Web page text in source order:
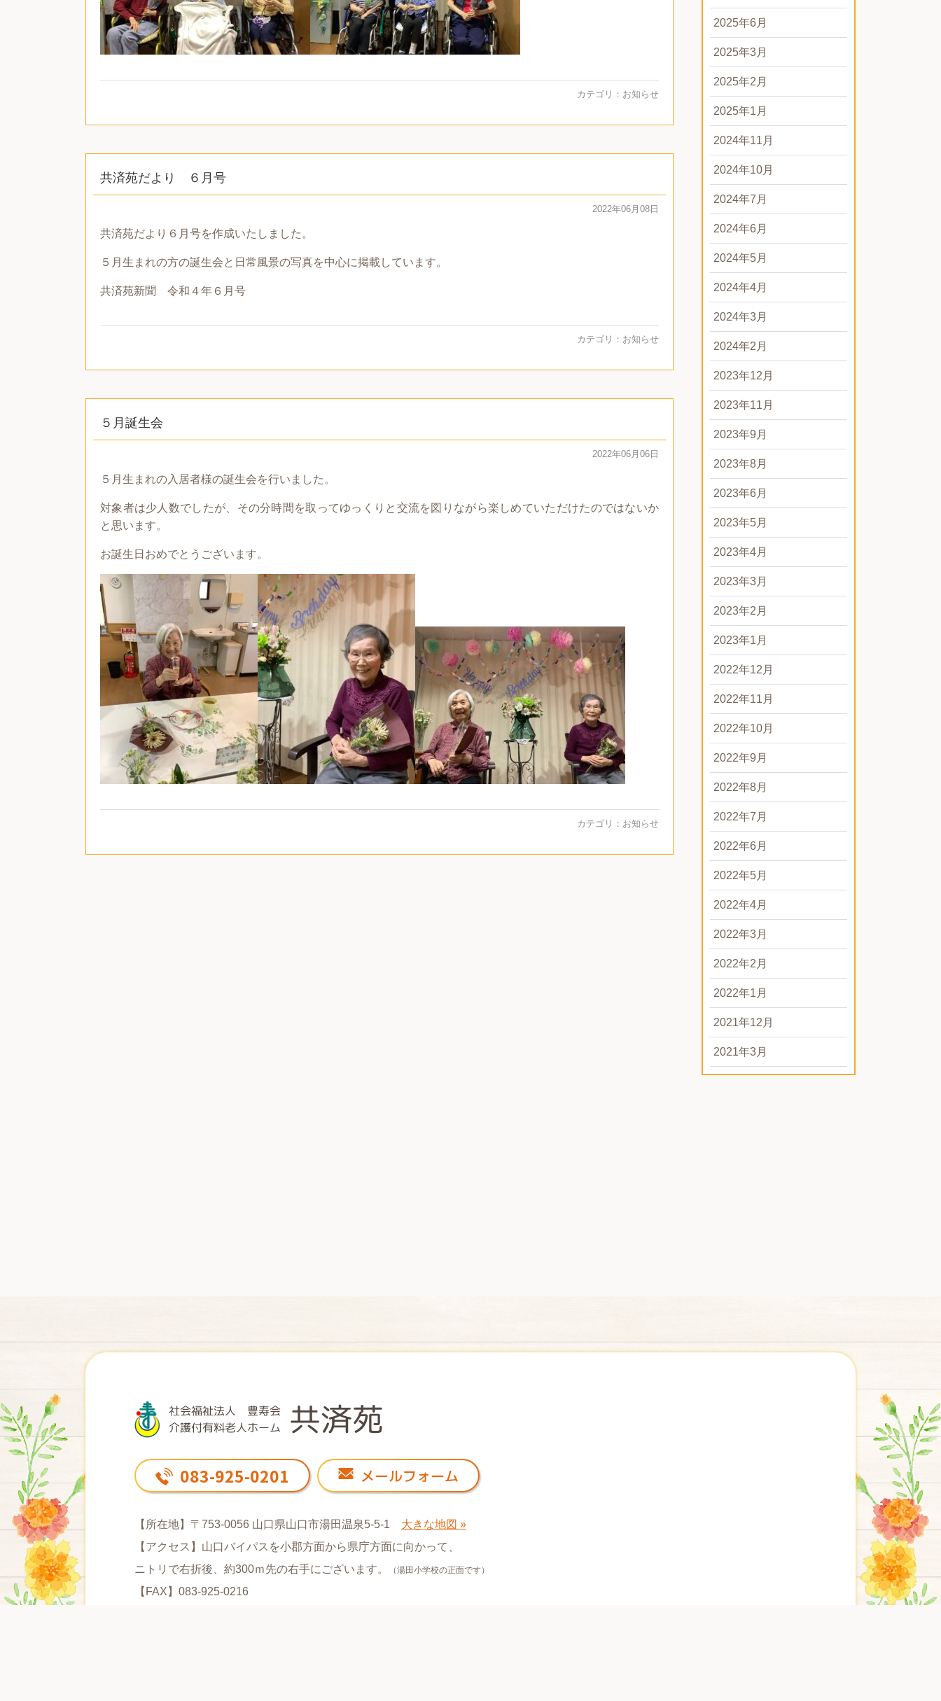
カテゴリ： お知らせ
共済苑だより ６月号
2022年06月08日
共済苑だより６月号を作成いたしました。
５月生まれの方の誕生会と日常風景の写真を中心に掲載しています。
共済苑新聞 令和４年６月号
カテゴリ： お知らせ
５月誕生会
2022年06月06日
５月生まれの入居者様の誕生会を行いました。
対象者は少人数でしたが、その分時間を取ってゆっくりと交流を図りながら楽しめていただけたのではないか
と思います。
お誕生日おめでとうございます。
カテゴリ： お知らせ
2025年6月
2025年3月
2025年2月
2025年1月
2024年11月
2024年10月
2024年7月
2024年6月
2024年5月
2024年4月
2024年3月
2024年2月
2023年12月
2023年11月
2023年9月
2023年8月
2023年6月
2023年5月
2023年4月
2023年3月
2023年2月
2023年1月
2022年12月
2022年11月
2022年10月
2022年9月
2022年8月
2022年7月
2022年6月
2022年5月
2022年4月
2022年3月
2022年2月
2022年1月
2021年12月
2021年3月
083-925-0201 メールフォーム
【所在地】〒753-0056 山口県山口市湯田温泉5-5-1 大きな地図 »
【アクセス】山口バイパスを小郡方面から県庁方面に向かって、
ニトリで右折後、約300ｍ先の右手にございます。
（湯田小学校の正面です）
【FAX】083-925-0216